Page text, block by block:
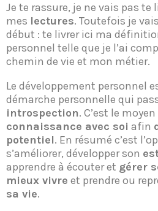
Je te rassure, je ne vais pas te
mes lectures. Toutefois je
début : te livrer ici ma
personnel telle que je l’ai
chemin de vie et mon métier.
Le développement personnel
démarche personnelle qui
introspection. C’est le
connaissance avec soi afin
potentiel. En résumé c’est
s’améliorer, développer son
apprendre à écouter et gérer
mieux vivre et prendre ou
sa vie.